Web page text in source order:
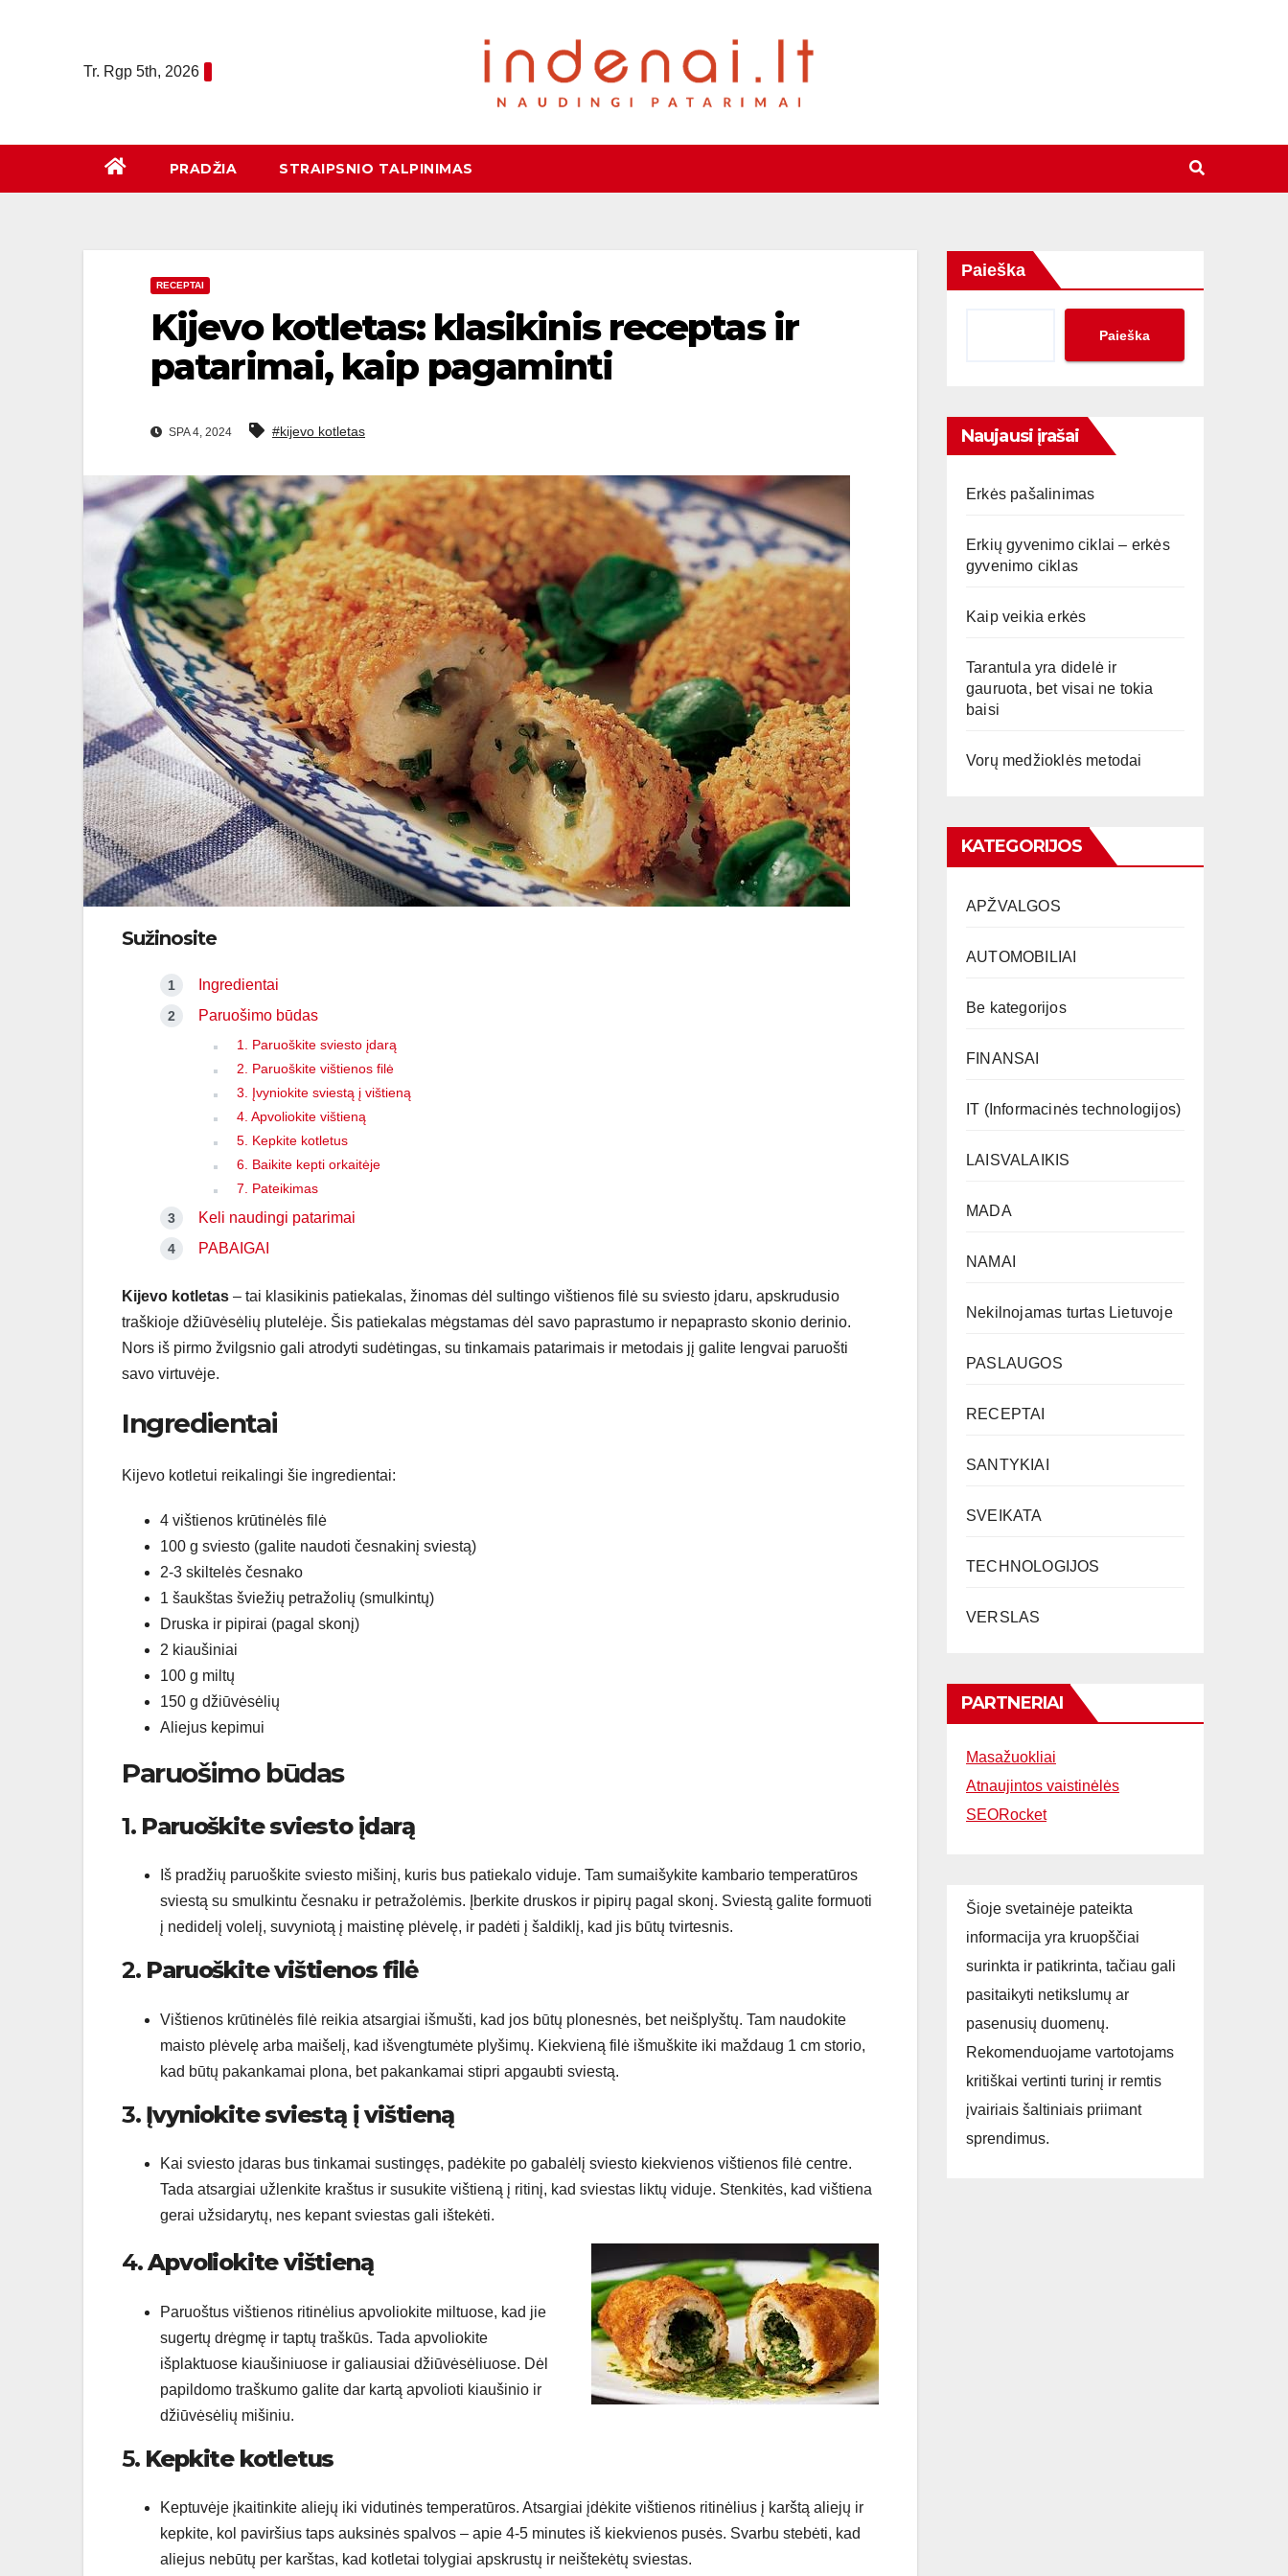
Tr. Rgp 5th, 2026
PRADŽIA STRAIPSNIO TALPINIMAS
RECEPTAI
Kijevo kotletas: klasikinis receptas ir
patarimai, kaip pagaminti
SPA 4, 2024 #kijevo kotletas
Sužinosite
Ingredientai
Paruošimo būdas
1. Paruoškite sviesto įdarą
2. Paruoškite vištienos filė
3. Įvyniokite sviestą į vištieną
4. Apvoliokite vištieną
5. Kepkite kotletus
6. Baikite kepti orkaitėje
7. Pateikimas
Keli naudingi patarimai
PABAIGAI
Kijevo kotletas – tai klasikinis patiekalas, žinomas dėl sultingo vištienos filė su sviesto įdaru, apskrudusio
traškioje džiūvėsėlių plutelėje. Šis patiekalas mėgstamas dėl savo paprastumo ir nepaprasto skonio derinio.
Nors iš pirmo žvilgsnio gali atrodyti sudėtingas, su tinkamais patarimais ir metodais jį galite lengvai paruošti
savo virtuvėje.
Ingredientai
Kijevo kotletui reikalingi šie ingredientai:
4 vištienos krūtinėlės filė
100 g sviesto (galite naudoti česnakinį sviestą)
2-3 skiltelės česnako
1 šaukštas šviežių petražolių (smulkintų)
Druska ir pipirai (pagal skonį)
2 kiaušiniai
100 g miltų
150 g džiūvėsėlių
Aliejus kepimui
Paruošimo būdas
1. Paruoškite sviesto įdarą
Iš pradžių paruoškite sviesto mišinį, kuris bus patiekalo viduje. Tam sumaišykite kambario temperatūros
sviestą su smulkintu česnaku ir petražolėmis. Įberkite druskos ir pipirų pagal skonį. Sviestą galite formuoti
į nedidelį volelį, suvyniotą į maistinę plėvelę, ir padėti į šaldiklį, kad jis būtų tvirtesnis.
2. Paruoškite vištienos filė
Vištienos krūtinėlės filė reikia atsargiai išmušti, kad jos būtų plonesnės, bet neišplyštų. Tam naudokite
maisto plėvelę arba maišelį, kad išvengtumėte plyšimų. Kiekvieną filė išmuškite iki maždaug 1 cm storio,
kad būtų pakankamai plona, bet pakankamai stipri apgaubti sviestą.
3. Įvyniokite sviestą į vištieną
Kai sviesto įdaras bus tinkamai sustingęs, padėkite po gabalėlį sviesto kiekvienos vištienos filė centre.
Tada atsargiai užlenkite kraštus ir susukite vištieną į ritinį, kad sviestas liktų viduje. Stenkitės, kad vištiena
gerai užsidarytų, nes kepant sviestas gali ištekėti.
4.Apvoliokite vištieną
Paruoštus vištienos ritinėlius apvoliokite miltuose, kad jie
sugertų drėgmę ir taptų traškūs. Tada apvoliokite
išplaktuose kiaušiniuose ir galiausiai džiūvėsėliuose. Dėl
papildomo traškumo galite dar kartą apvolioti kiaušinio ir
džiūvėsėlių mišiniu.
5. Kepkite kotletus
Keptuvėje įkaitinkite aliejų iki vidutinės temperatūros. Atsargiai įdėkite vištienos ritinėlius į karštą aliejų ir
kepkite, kol paviršius taps auksinės spalvos – apie 4-5 minutes iš kiekvienos pusės. Svarbu stebėti, kad
aliejus nebūtų per karštas, kad kotletai tolygiai apskrustų ir neištekėtų sviestas.
Paieška
Paieška
Naujausi įrašai
Erkės pašalinimas
Erkių gyvenimo ciklai – erkės
gyvenimo ciklas
Kaip veikia erkės
Tarantula yra didelė ir
gauruota, bet visai ne tokia
baisi
Vorų medžioklės metodai
KATEGORIJOS
APŽVALGOS
AUTOMOBILIAI
Be kategorijos
FINANSAI
IT (Informacinės technologijos)
LAISVALAIKIS
MADA
NAMAI
Nekilnojamas turtas Lietuvoje
PASLAUGOS
RECEPTAI
SANTYKIAI
SVEIKATA
TECHNOLOGIJOS
VERSLAS
PARTNERIAI
Masažuokliai
Atnaujintos vaistinėlės
SEORocket
Šioje svetainėje pateikta
informacija yra kruopščiai
surinkta ir patikrinta, tačiau gali
pasitaikyti netikslumų ar
pasenusių duomenų.
Rekomenduojame vartotojams
kritiškai vertinti turinį ir remtis
įvairiais šaltiniais priimant
sprendimus.